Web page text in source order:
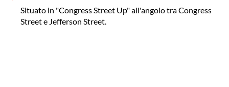
Situato in "Congress Street Up" all'angolo tra Congress
Street e Jefferson Street.